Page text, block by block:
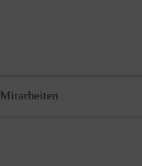
Mitarbeiten